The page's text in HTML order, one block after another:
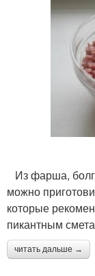
Из фарша,
можно
которые
пикантным
читать дальше →